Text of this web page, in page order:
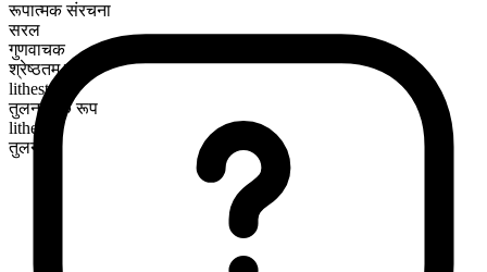
रूपात्मक संरचना
सरल
गुणवाचक
श्रेष्ठतम रूप
lithest
तुलनात्मक रूप
lither
तुलनीय